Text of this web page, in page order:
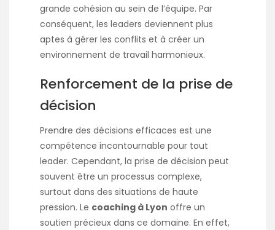
grande cohésion au sein de l’équipe. Par
conséquent, les leaders deviennent plus
aptes à gérer les conflits et à créer un
environnement de travail harmonieux.
Renforcement de la prise de
décision
Prendre des décisions efficaces est une
compétence incontournable pour tout
leader. Cependant, la prise de décision peut
souvent être un processus complexe,
surtout dans des situations de haute
pression. Le coaching à Lyon offre un
soutien précieux dans ce domaine. En effet,